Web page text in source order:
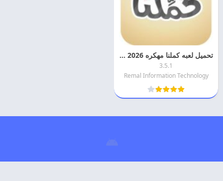
تحميل لعبه كملنا مهكره 2026 Kammelna اخر اصدار
3.5.1
Remal Information Technology